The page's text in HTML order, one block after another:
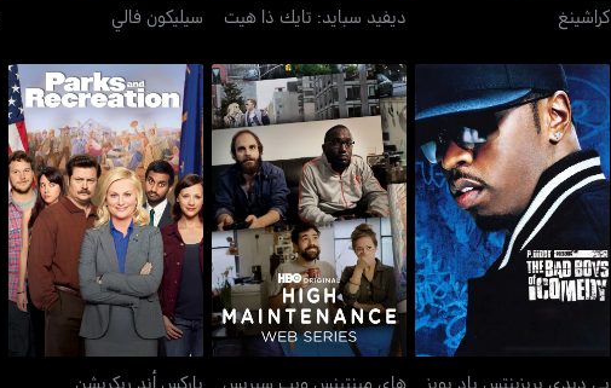
كراشينغ ديفيد سبايد: تايك ذا هيت سيليكون فالي
بي ديدي بريزينتس باد بويز
أوف كوميدي
بي ديدي بريزينتس باد بويز
هاي مينتينس ويب سيريس
هاي مينتينس ويب سيريس
باركس أند ريكريشن
باركس أند ريكريشن